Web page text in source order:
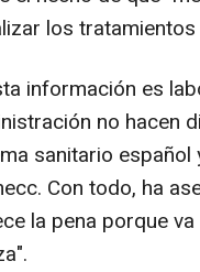
los
información es
no hacen
sanitario español
Con todo, ha
la pena porque